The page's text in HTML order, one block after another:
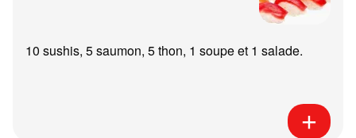
10 sushis, 5 saumon, 5 thon, 1 soupe et 1 salade.